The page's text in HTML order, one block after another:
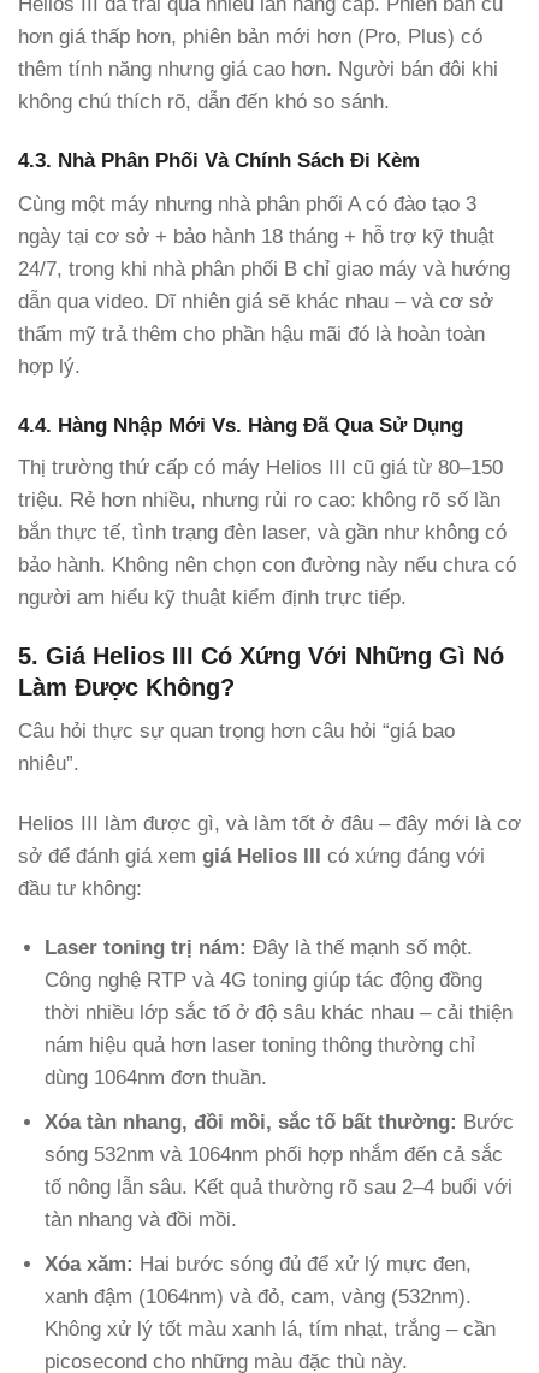
hơn giá thấp hơn, phiên bản mới hơn (Pro, Plus) có
thêm tính năng nhưng giá cao hơn. Người bán đôi khi
không chú thích rõ, dẫn đến khó so sánh.
4.3. Nhà Phân Phối Và Chính Sách Đi Kèm
Cùng một máy nhưng nhà phân phối A có đào tạo 3
ngày tại cơ sở + bảo hành 18 tháng + hỗ trợ kỹ thuật
24/7, trong khi nhà phân phối B chỉ giao máy và hướng
dẫn qua video. Dĩ nhiên giá sẽ khác nhau – và cơ sở
thẩm mỹ trả thêm cho phần hậu mãi đó là hoàn toàn
hợp lý.
4.4. Hàng Nhập Mới Vs. Hàng Đã Qua Sử Dụng
Thị trường thứ cấp có máy Helios III cũ giá từ 80–150
triệu. Rẻ hơn nhiều, nhưng rủi ro cao: không rõ số lần
bắn thực tế, tình trạng đèn laser, và gần như không có
bảo hành. Không nên chọn con đường này nếu chưa có
người am hiểu kỹ thuật kiểm định trực tiếp.
5. Giá Helios III Có Xứng Với Những Gì Nó
Làm Được Không?
Câu hỏi thực sự quan trọng hơn câu hỏi “giá bao
nhiêu”.
Helios III làm được gì, và làm tốt ở đâu – đây mới là cơ
sở để đánh giá xem giá Helios III có xứng đáng với
đầu tư không:
Laser toning trị nám: Đây là thế mạnh số một.
Công nghệ RTP và 4G toning giúp tác động đồng
thời nhiều lớp sắc tố ở độ sâu khác nhau – cải thiện
nám hiệu quả hơn laser toning thông thường chỉ
dùng 1064nm đơn thuần.
Xóa tàn nhang, đồi mồi, sắc tố bất thường: Bước
sóng 532nm và 1064nm phối hợp nhắm đến cả sắc
tố nông lẫn sâu. Kết quả thường rõ sau 2–4 buổi với
tàn nhang và đồi mồi.
Xóa xăm: Hai bước sóng đủ để xử lý mực đen,
xanh đậm (1064nm) và đỏ, cam, vàng (532nm).
Không xử lý tốt màu xanh lá, tím nhạt, trắng – cần
picosecond cho những màu đặc thù này.